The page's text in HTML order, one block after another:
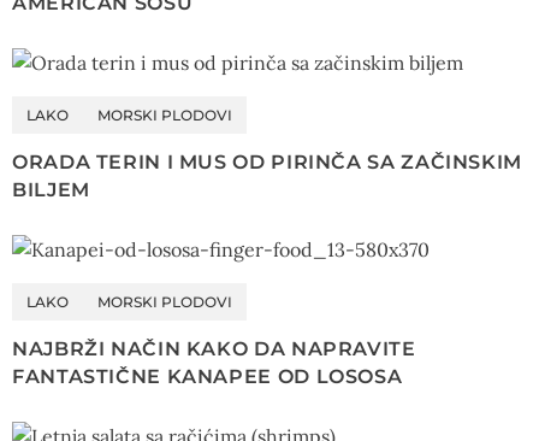
LAKO MORSKI PLODOVI
ORADA TERIN I MUS OD PIRINČA SA ZAČINSKIM
BILJEM
LAKO MORSKI PLODOVI
NAJBRŽI NAČIN KAKO DA NAPRAVITE
FANTASTIČNE KANAPEE OD LOSOSA